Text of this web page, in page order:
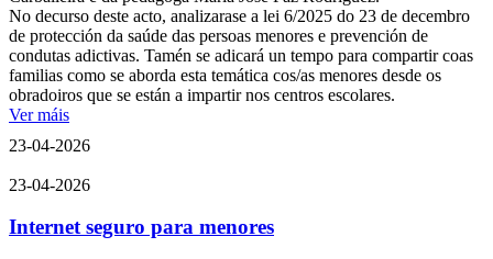
No decurso deste acto, analizarase a lei 6/2025 do 23 de decembro
de protección da saúde das persoas menores e prevención de
condutas adictivas. Tamén se adicará un tempo para compartir coas
familias como se aborda esta temática cos/as menores desde os
obradoiros que se están a impartir nos centros escolares.
Ver máis
23-04-2026
23-04-2026
Internet seguro para menores